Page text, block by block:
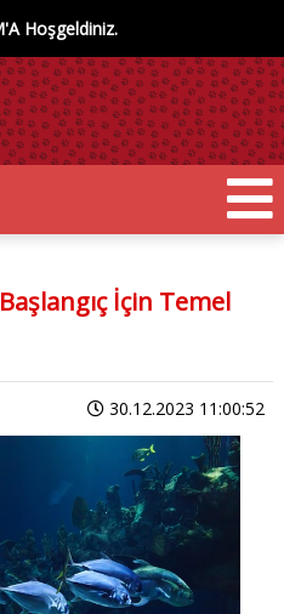
Hoşgeldiniz.
İçin Temel
30.12.2023 11:00:52